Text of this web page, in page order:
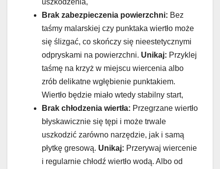
uszkodzenia,
Brak zabezpieczenia powierzchni: Bez
taśmy malarskiej czy punktaka wiertło może
się ślizgać, co skończy się nieestetycznymi
odpryskami na powierzchni. Unikaj: Przyklej
taśmę na krzyż w miejscu wiercenia albo
zrób delikatne wgłębienie punktakiem.
Wiertło będzie miało wtedy stabilny start,
Brak chłodzenia wiertła: Przegrzane wiertło
błyskawicznie się tępi i może trwale
uszkodzić zarówno narzędzie, jak i samą
płytkę gresową. Unikaj: Przerywaj wiercenie
i regularnie chłodź wiertło wodą. Albo od